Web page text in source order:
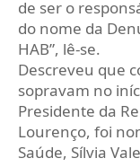
de ser o
do nome da
HAB”, lê-se.
Descreveu que
sopravam no
Presidente da
Lourenço, foi
Saúde, Sílvia